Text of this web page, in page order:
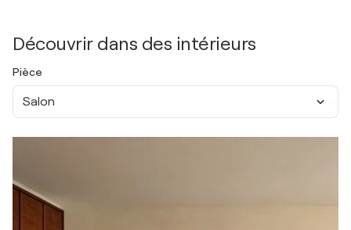
Découvrir dans des intérieurs
Pièce
Salon